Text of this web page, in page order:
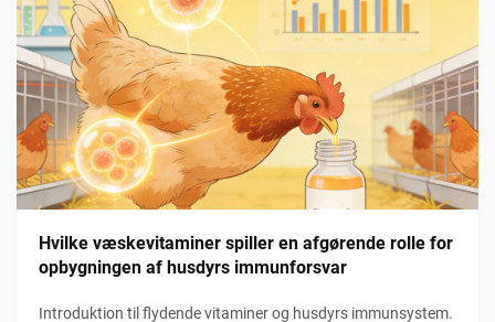
Hvilke væskevitaminer spiller en afgørende rolle for
opbygningen af husdyrs immunforsvar
Introduktion til flydende vitaminer og husdyrs immunsystem.